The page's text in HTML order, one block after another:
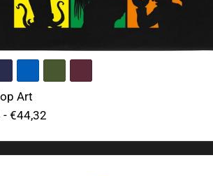
Art
- €44,32